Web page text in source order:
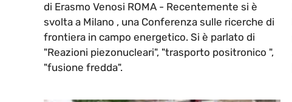
di Erasmo Venosi ROMA - Recentemente si è
svolta a Milano , una Conferenza sulle ricerche di
frontiera in campo energetico. Si è parlato di
"Reazioni piezonucleari", "trasporto positronico ",
"fusione fredda".